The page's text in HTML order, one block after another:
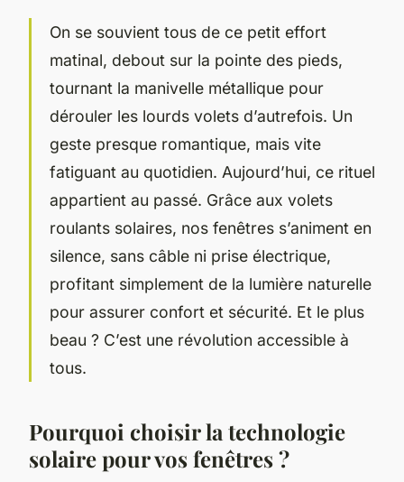
On se souvient tous de ce petit effort
matinal, debout sur la pointe des pieds,
tournant la manivelle métallique pour
dérouler les lourds volets d’autrefois. Un
geste presque romantique, mais vite
fatiguant au quotidien. Aujourd’hui, ce rituel
appartient au passé. Grâce aux volets
roulants solaires, nos fenêtres s’animent en
silence, sans câble ni prise électrique,
profitant simplement de la lumière naturelle
pour assurer confort et sécurité. Et le plus
beau ? C’est une révolution accessible à
tous.
Pourquoi choisir la technologie
solaire pour vos fenêtres ?